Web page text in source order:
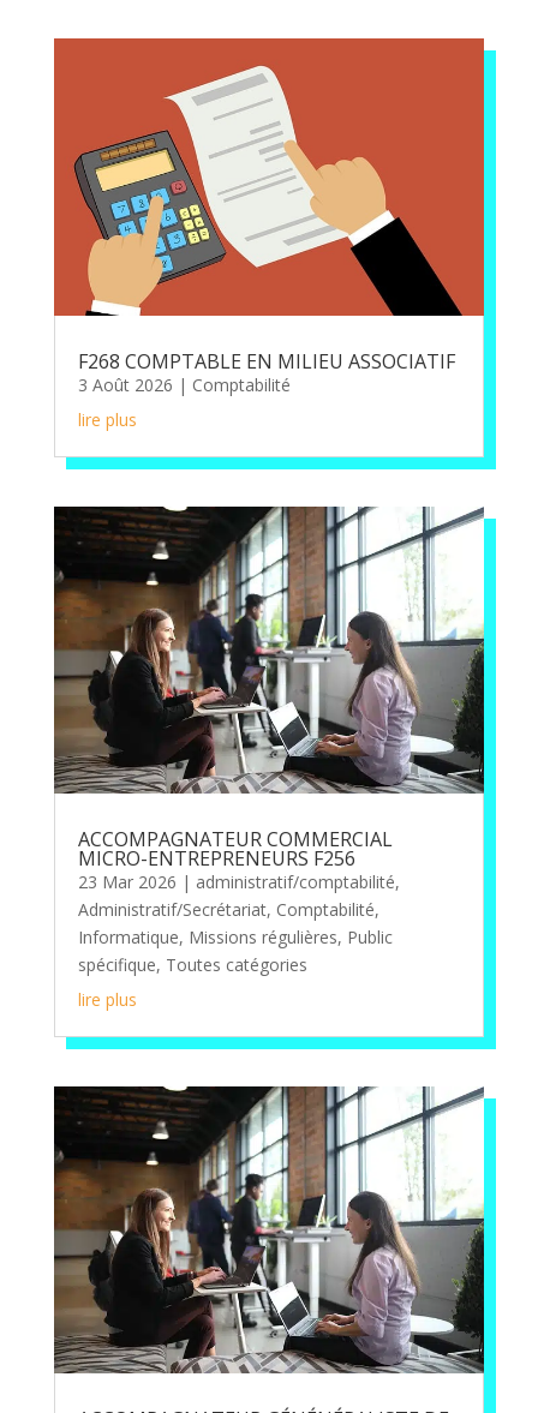
F268 COMPTABLE EN MILIEU ASSOCIATIF
3 Août 2026 | Comptabilité
lire plus
ACCOMPAGNATEUR COMMERCIAL
MICRO-ENTREPRENEURS F256
23 Mar 2026 | administratif/comptabilité,
Administratif/Secrétariat, Comptabilité,
Informatique, Missions régulières, Public
spécifique, Toutes catégories
lire plus